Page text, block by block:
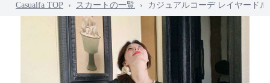
Casualfa TOP › スカートの一覧 › カジュアルコーデ レイヤード